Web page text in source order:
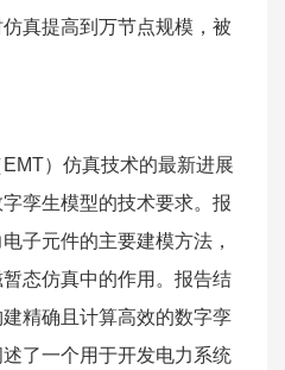
仿真提高到万节点规模，被
）仿真技术的最新进展
孪生模型的技术要求。报
子元件的主要建模方法，
态仿真中的作用。报告结
精确且计算高效的数字孪
了一个用于开发电力系统